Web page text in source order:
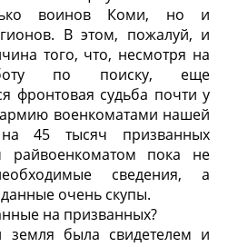
воинов Коми, но и
В этом, пожалуй, и
того, что, несмотря на
по поиску, еще
фронтовая судьба почти у
военкоматами нашей
45 тысяч призванных
пока не
сведения, а
очень скупы.
на призванных?
была свидетелем и